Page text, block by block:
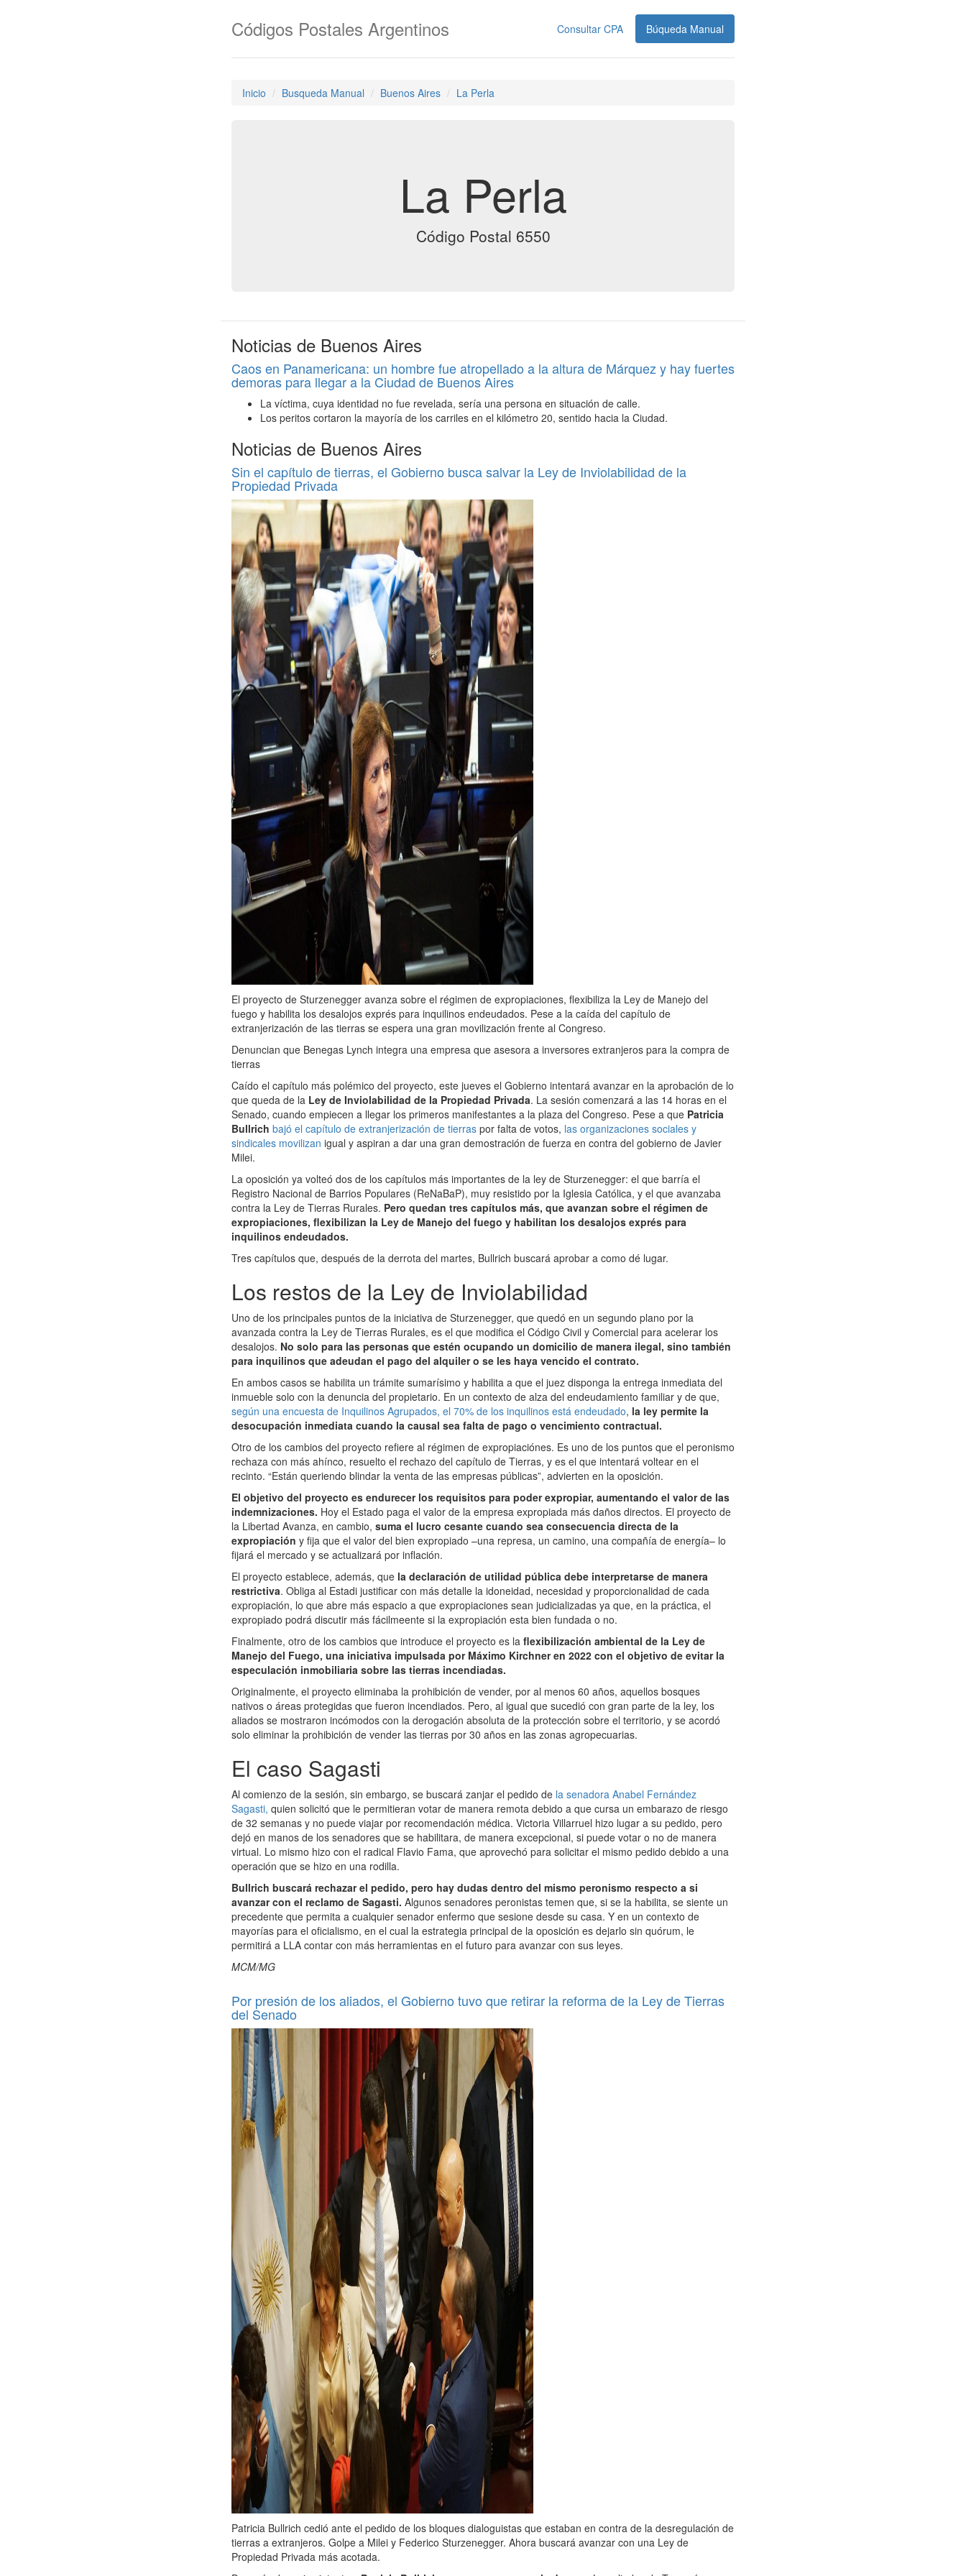
Consultar CPA Búqueda Manual
Códigos Postales Argentinos
Inicio Busqueda Manual Buenos Aires La Perla
La Perla
Código Postal 6550
Noticias de Buenos Aires
Caos en Panamericana: un hombre fue atropellado a la altura de Márquez y hay fuertes
demoras para llegar a la Ciudad de Buenos Aires
La víctima, cuya identidad no fue revelada, sería una persona en situación de calle.
Los peritos cortaron la mayoría de los carriles en el kilómetro 20, sentido hacia la Ciudad.
Noticias de Buenos Aires
Sin el capítulo de tierras, el Gobierno busca salvar la Ley de Inviolabilidad de la
Propiedad Privada
El proyecto de Sturzenegger avanza sobre el régimen de expropiaciones, flexibiliza la Ley de Manejo del
fuego y habilita los desalojos exprés para inquilinos endeudados. Pese a la caída del capítulo de
extranjerización de las tierras se espera una gran movilización frente al Congreso.
Denuncian que Benegas Lynch integra una empresa que asesora a inversores extranjeros para la compra de
tierras
Caído el capítulo más polémico del proyecto, este jueves el Gobierno intentará avanzar en la aprobación de lo
que queda de la Ley de Inviolabilidad de la Propiedad Privada. La sesión comenzará a las 14 horas en el
Senado, cuando empiecen a llegar los primeros manifestantes a la plaza del Congreso. Pese a que Patricia
Bullrich bajó el capítulo de extranjerización de tierras por falta de votos, las organizaciones sociales y
sindicales movilizan igual y aspiran a dar una gran demostración de fuerza en contra del gobierno de Javier
Milei.
La oposición ya volteó dos de los capítulos más importantes de la ley de Sturzenegger: el que barría el
Registro Nacional de Barrios Populares (ReNaBaP), muy resistido por la Iglesia Católica, y el que avanzaba
contra la Ley de Tierras Rurales. Pero quedan tres capítulos más, que avanzan sobre el régimen de
expropiaciones, flexibilizan la Ley de Manejo del fuego y habilitan los desalojos exprés para
inquilinos endeudados.
Tres capítulos que, después de la derrota del martes, Bullrich buscará aprobar a como dé lugar.
Los restos de la Ley de Inviolabilidad
Uno de los principales puntos de la iniciativa de Sturzenegger, que quedó en un segundo plano por la
avanzada contra la Ley de Tierras Rurales, es el que modifica el Código Civil y Comercial para acelerar los
desalojos. No solo para las personas que estén ocupando un domicilio de manera ilegal, sino también
para inquilinos que adeudan el pago del alquiler o se les haya vencido el contrato.
En ambos casos se habilita un trámite sumarísimo y habilita a que el juez disponga la entrega inmediata del
inmueble solo con la denuncia del propietario. En un contexto de alza del endeudamiento familiar y de que,
según una encuesta de Inquilinos Agrupados, el 70% de los inquilinos está endeudado, la ley permite la
desocupación inmediata cuando la causal sea falta de pago o vencimiento contractual.
Otro de los cambios del proyecto refiere al régimen de expropiaciónes. Es uno de los puntos que el peronismo
rechaza con más ahínco, resuelto el rechazo del capítulo de Tierras, y es el que intentará voltear en el
recinto. “Están queriendo blindar la venta de las empresas públicas”, advierten en la oposición.
El objetivo del proyecto es endurecer los requisitos para poder expropiar, aumentando el valor de las
indemnizaciones. Hoy el Estado paga el valor de la empresa expropiada más daños directos. El proyecto de
la Libertad Avanza, en cambio, suma el lucro cesante cuando sea consecuencia directa de la
expropiación y fija que el valor del bien expropiado –una represa, un camino, una compañía de energía– lo
fijará el mercado y se actualizará por inflación.
El proyecto establece, además, que la declaración de utilidad pública debe interpretarse de manera
restrictiva. Obliga al Estadi justificar con más detalle la idoneidad, necesidad y proporcionalidad de cada
expropiación, lo que abre más espacio a que expropiaciones sean judicializadas ya que, en la práctica, el
expropiado podrá discutir más fácilmeente si la expropiación esta bien fundada o no.
Finalmente, otro de los cambios que introduce el proyecto es la flexibilización ambiental de la Ley de
Manejo del Fuego, una iniciativa impulsada por Máximo Kirchner en 2022 con el objetivo de evitar la
especulación inmobiliaria sobre las tierras incendiadas.
Originalmente, el proyecto eliminaba la prohibición de vender, por al menos 60 años, aquellos bosques
nativos o áreas protegidas que fueron incendiados. Pero, al igual que sucedió con gran parte de la ley, los
aliados se mostraron incómodos con la derogación absoluta de la protección sobre el territorio, y se acordó
solo eliminar la prohibición de vender las tierras por 30 años en las zonas agropecuarias.
El caso Sagasti
Al comienzo de la sesión, sin embargo, se buscará zanjar el pedido de la senadora Anabel Fernández
Sagasti, quien solicitó que le permitieran votar de manera remota debido a que cursa un embarazo de riesgo
de 32 semanas y no puede viajar por recomendación médica. Victoria Villarruel hizo lugar a su pedido, pero
dejó en manos de los senadores que se habilitara, de manera excepcional, si puede votar o no de manera
virtual. Lo mismo hizo con el radical Flavio Fama, que aprovechó para solicitar el mismo pedido debido a una
operación que se hizo en una rodilla.
Bullrich buscará rechazar el pedido, pero hay dudas dentro del mismo peronismo respecto a si
avanzar con el reclamo de Sagasti. Algunos senadores peronistas temen que, si se la habilita, se siente un
precedente que permita a cualquier senador enfermo que sesione desde su casa. Y en un contexto de
mayorías para el oficialismo, en el cual la estrategia principal de la oposición es dejarlo sin quórum, le
permitirá a LLA contar con más herramientas en el futuro para avanzar con sus leyes.
MCM/MG
Por presión de los aliados, el Gobierno tuvo que retirar la reforma de la Ley de Tierras
del Senado
Patricia Bullrich cedió ante el pedido de los bloques dialoguistas que estaban en contra de la desregulación de
tierras a extranjeros. Golpe a Milei y Federico Sturzenegger. Ahora buscará avanzar con una Ley de
Propiedad Privada más acotada.